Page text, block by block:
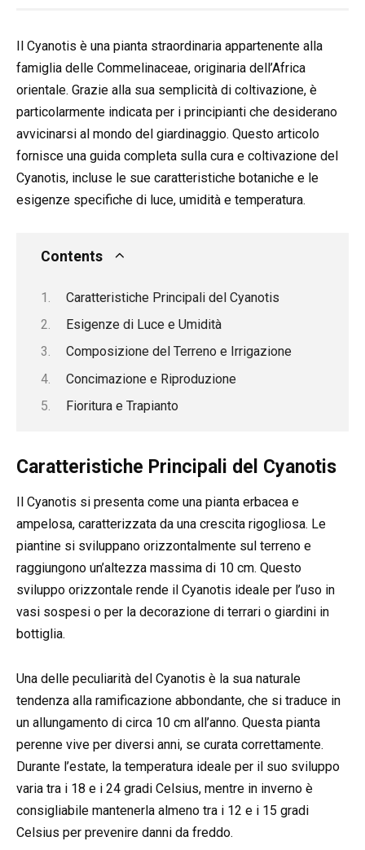
Il Cyanotis è una pianta straordinaria appartenente alla
famiglia delle Commelinaceae, originaria dell’Africa
orientale. Grazie alla sua semplicità di coltivazione, è
particolarmente indicata per i principianti che desiderano
avvicinarsi al mondo del giardinaggio. Questo articolo
fornisce una guida completa sulla cura e coltivazione del
Cyanotis, incluse le sue caratteristiche botaniche e le
esigenze specifiche di luce, umidità e temperatura.
Contents
Caratteristiche Principali del Cyanotis
Esigenze di Luce e Umidità
Composizione del Terreno e Irrigazione
Concimazione e Riproduzione
Fioritura e Trapianto
Caratteristiche Principali del Cyanotis
Il Cyanotis si presenta come una pianta erbacea e
ampelosa, caratterizzata da una crescita rigogliosa. Le
piantine si sviluppano orizzontalmente sul terreno e
raggiungono un’altezza massima di 10 cm. Questo
sviluppo orizzontale rende il Cyanotis ideale per l’uso in
vasi sospesi o per la decorazione di terrari o giardini in
bottiglia.
Una delle peculiarità del Cyanotis è la sua naturale
tendenza alla ramificazione abbondante, che si traduce in
un allungamento di circa 10 cm all’anno. Questa pianta
perenne vive per diversi anni, se curata correttamente.
Durante l’estate, la temperatura ideale per il suo sviluppo
varia tra i 18 e i 24 gradi Celsius, mentre in inverno è
consigliabile mantenerla almeno tra i 12 e i 15 gradi
Celsius per prevenire danni da freddo.